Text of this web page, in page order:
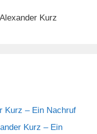
Kurz
Kurz – Ein Nachruf
Kurz – Ein